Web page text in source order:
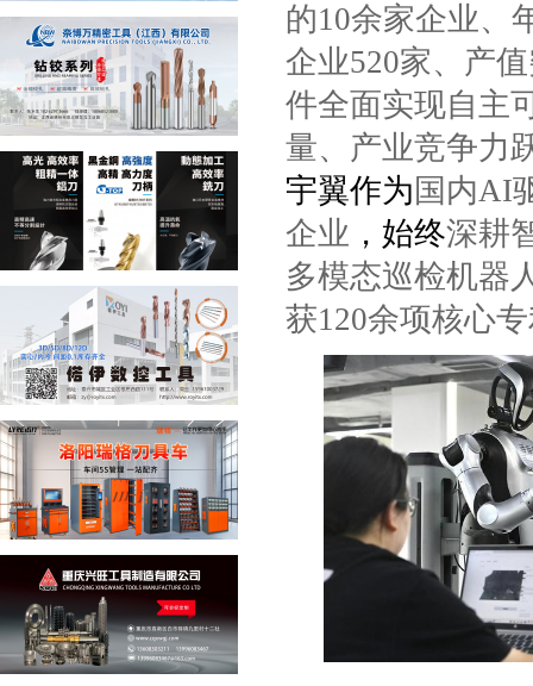
的10余家企业、
企业520家、产
件全面实现自主
量、产业竞争力
宇翼作为 国内AI
企业 ，始终深耕
多模态巡检机器
获120余项核心